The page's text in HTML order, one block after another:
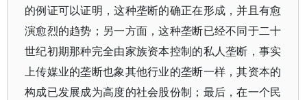
的例证可以证明，这种垄断的确正在形成，并且有愈
演愈烈的趋势；另一方面，这种垄断已经不同于二十
世纪初期那种完全由家族资本控制的私人垄断，事实
上传媒业的垄断也象其他行业的垄断一样，其资本的
构成已发展成为高度的社会股份制；最后，在一个民